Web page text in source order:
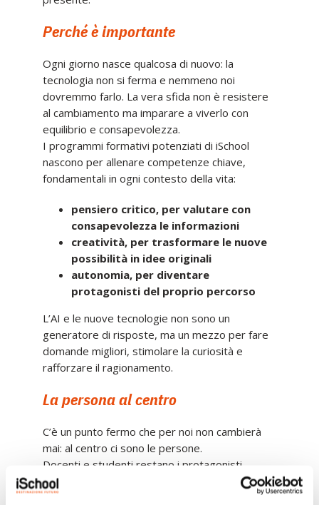
Perché è importante
Ogni giorno nasce qualcosa di nuovo: la
tecnologia non si ferma e nemmeno noi
dovremmo farlo. La vera sfida non è resistere
al cambiamento ma imparare a viverlo con
equilibrio e consapevolezza.
I programmi formativi potenziati di iSchool
nascono per allenare competenze chiave,
fondamentali in ogni contesto della vita:
pensiero critico, per valutare con
consapevolezza le informazioni
creatività, per trasformare le nuove
possibilità in idee originali
autonomia, per diventare
protagonisti del proprio percorso
L’AI e le nuove tecnologie non sono un
generatore di risposte, ma un mezzo per fare
domande migliori, stimolare la curiosità e
rafforzare il ragionamento.
La persona al centro
C’è un punto fermo che per noi non cambierà
mai: al centro ci sono le persone.
Docenti e studenti restano i protagonisti,
mentre l’AI e la tecnologia diventano strumenti
al loro servizio, mai il contrario.